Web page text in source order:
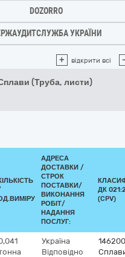
DOZORRO
УКРАЇНИ
+ відкрити всі -
(Труба, листи)
АДРЕСА
ДОСТАВКИ /
СТРОК
ПОСТАВКИ/
ВИКОНАННЯ
РОБІТ/
НАДАННЯ
ПОСЛУГ:
ДК
(CPV)
Україна
Відповідно